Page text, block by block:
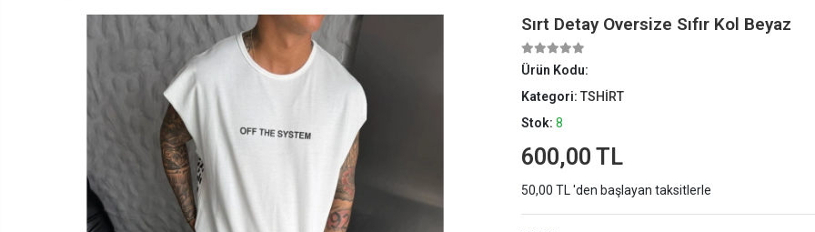
Sırt Detay Oversize Sıfır Kol Beyaz
Ürün Kodu:
Kategori:TSHİRT
Stok:8
600,00 TL
50,00 TL 'den başlayan taksitlerle